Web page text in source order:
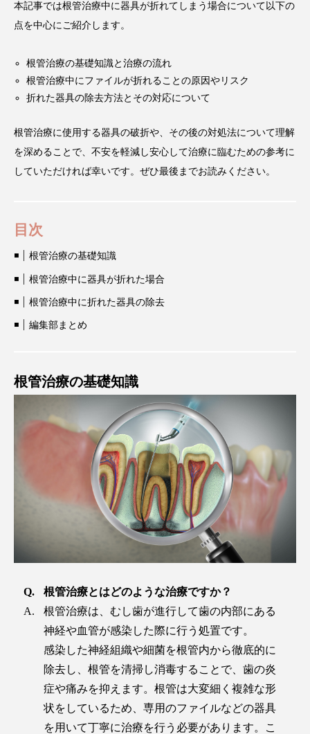
本記事では根管治療中に器具が折れてしまう場合について以下の
点を中心にご紹介します。
根管治療の基礎知識と治療の流れ
根管治療中にファイルが折れることの原因やリスク
折れた器具の除去方法とその対応について
根管治療に使用する器具の破折や、その後の対処法について理解
を深めることで、不安を軽減し安心して治療に臨むための参考に
していただければ幸いです。ぜひ最後までお読みください。
目次
根管治療の基礎知識
根管治療中に器具が折れた場合
根管治療中に折れた器具の除去
編集部まとめ
根管治療の基礎知識
根管治療とはどのような治療ですか？
根管治療は、むし歯が進行して歯の内部にある
神経や血管が感染した際に行う処置です。
感染した神経組織や細菌を根管内から徹底的に
除去し、根管を清掃し消毒することで、歯の炎
症や痛みを抑えます。根管は大変細く複雑な形
状をしているため、専用のファイルなどの器具
を用いて丁寧に治療を行う必要があります。こ